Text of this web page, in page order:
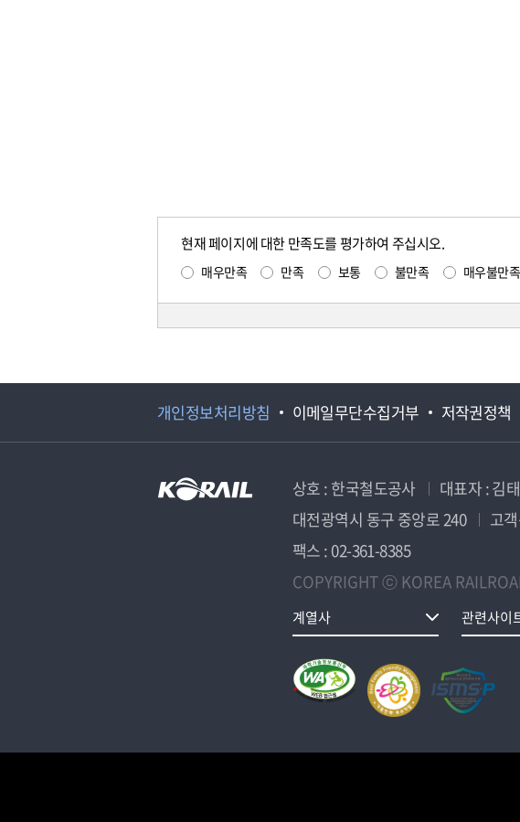
현재 페이지에 대한 만족도를 평가하여 주십시오.
매우만족 만족 보통 불만족 매우불만족
개인정보처리방침 이메일무단수집거부 저작권정책
상호 : 한국철도공사 대표자 : 김
대전광역시 동구 중앙로 240
고
팩스 : 02-361-8385
COPYRIGHT ⓒ KOREA
계열사 관련사이